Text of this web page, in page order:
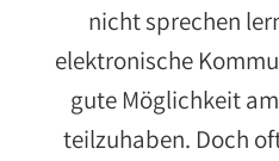
nicht sprechen
elektronische
gute Möglichkeit
teilzuhaben. Doch